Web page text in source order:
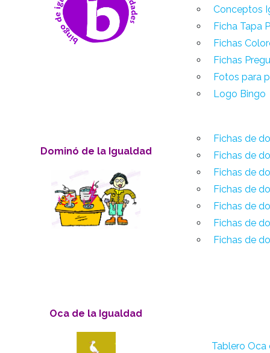
Conceptos
Ficha Tapa
Fichas
Fichas
Fotos para
Logo Bingo
Dominó de la Igualdad
Fichas de
Fichas de
Fichas de
Fichas de
Fichas de
Fichas de
Fichas de
Oca de la Igualdad
Tablero Oca